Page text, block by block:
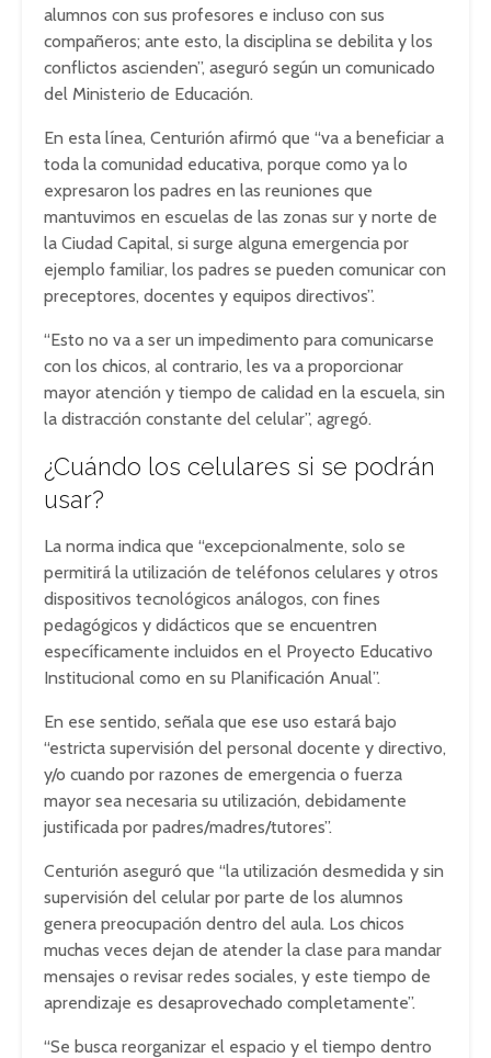
alumnos con sus profesores e incluso con sus
compañeros; ante esto, la disciplina se debilita y los
conflictos ascienden”, aseguró según un comunicado
del Ministerio de Educación.
En esta línea, Centurión afirmó que “va a beneficiar a
toda la comunidad educativa, porque como ya lo
expresaron los padres en las reuniones que
mantuvimos en escuelas de las zonas sur y norte de
la Ciudad Capital, si surge alguna emergencia por
ejemplo familiar, los padres se pueden comunicar con
preceptores, docentes y equipos directivos”.
“Esto no va a ser un impedimento para comunicarse
con los chicos, al contrario, les va a proporcionar
mayor atención y tiempo de calidad en la escuela, sin
la distracción constante del celular”, agregó.
¿Cuándo los celulares si se podrán
usar?
La norma indica que “excepcionalmente, solo se
permitirá la utilización de teléfonos celulares y otros
dispositivos tecnológicos análogos, con fines
pedagógicos y didácticos que se encuentren
específicamente incluidos en el Proyecto Educativo
Institucional como en su Planificación Anual”.
En ese sentido, señala que ese uso estará bajo
“estricta supervisión del personal docente y directivo,
y/o cuando por razones de emergencia o fuerza
mayor sea necesaria su utilización, debidamente
justificada por padres/madres/tutores”.
Centurión aseguró que “la utilización desmedida y sin
supervisión del celular por parte de los alumnos
genera preocupación dentro del aula. Los chicos
muchas veces dejan de atender la clase para mandar
mensajes o revisar redes sociales, y este tiempo de
aprendizaje es desaprovechado completamente”.
“Se busca reorganizar el espacio y el tiempo dentro